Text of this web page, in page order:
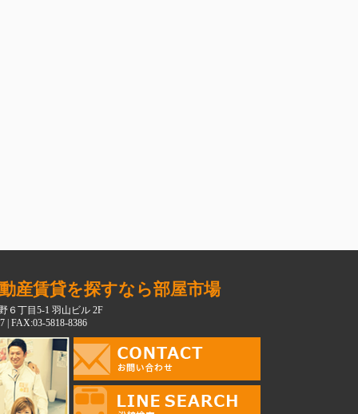
産賃貸を探すなら部屋市場
６丁目5-1 羽山ビル 2F
| FAX:03-5818-8386